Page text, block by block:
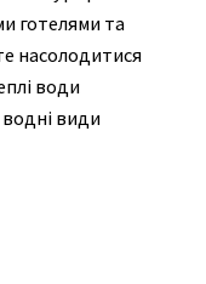
готелями та
насолодитися
води
види